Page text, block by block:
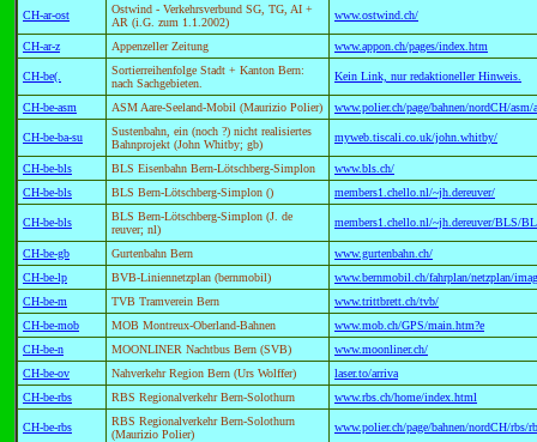
CH-ar-ost
Ostwind - Verkehrsverbund SG, TG, AI +
AR (i.G. zum 1.1.2002)
www.ostwind.ch/
CH-ar-z Appenzeller Zeitung www.appon.ch/pages/index.htm
CH-be(.
Sortierreihenfolge Stadt + Kanton Bern:
nach Sachgebieten.
Kein Link, nur redaktioneller Hinweis.
CH-be-asm ASM Aare-Seeland-Mobil (Maurizio Polier) www.polier.ch/page/bahnen/nordCH/asm/
CH-be-ba-su
Sustenbahn, ein (noch ?) nicht realisiertes
Bahnprojekt (John Whitby; gb)
myweb.tiscali.co.uk/john.whitby/
CH-be-bls BLS Eisenbahn Bern-Lötschberg-Simplon
www.bls.ch/
CH-be-bls
BLS Bern-Lötschberg-Simplon () members1.chello.nl/~jh.dereuver/
CH-be-bls
BLS Bern-Lötschberg-Simplon (J. de
reuver; nl)
members1.chello.nl/~jh.dereuver/BLS/
CH-be-gb Gurtenbahn Bern
www.gurtenbahn.ch/
CH-be-lp
BVB-Liniennetzplan (bernmobil)
www.bernmobil.ch/fahrplan/netzplan/
CH-be-m
TVB Tramverein Bern
www.trittbrett.ch/tvb/
CH-be-mob
MOB Montreux-Oberland-Bahnen
www.mob.ch/GPS/main.htm?e
CH-be-n
MOONLINER Nachtbus Bern (SVB)
www.moonliner.ch/
CH-be-ov
Nahverkehr Region Bern (Urs Wolffer)
laser.to/arriva
CH-be-rbs
RBS Regionalverkehr Bern-Solothurn www.rbs.ch/home/index.html
CH-be-rbs
RBS Regionalverkehr Bern-Solothurn
(Maurizio Polier)
www.polier.ch/page/bahnen/nordCH/rbs/